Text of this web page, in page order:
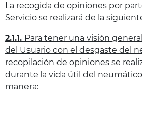
La recogida de opiniones por
Servicio se realizará de la
2.1.1. Para tener una visión
del Usuario con el desgaste del
recopilación de opiniones se
durante la vida útil del
manera: